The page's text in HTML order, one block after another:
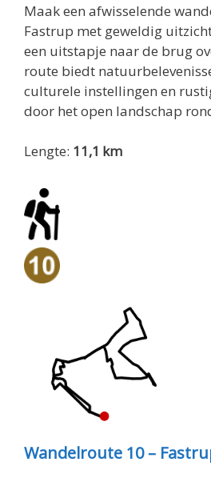
Maak een afwisselende
Fastrup met geweldig
een uitstapje naar de brug
route biedt
culturele instellingen en
door het open landschap
Lengte: 11,1 km
Wandelroute 10 –